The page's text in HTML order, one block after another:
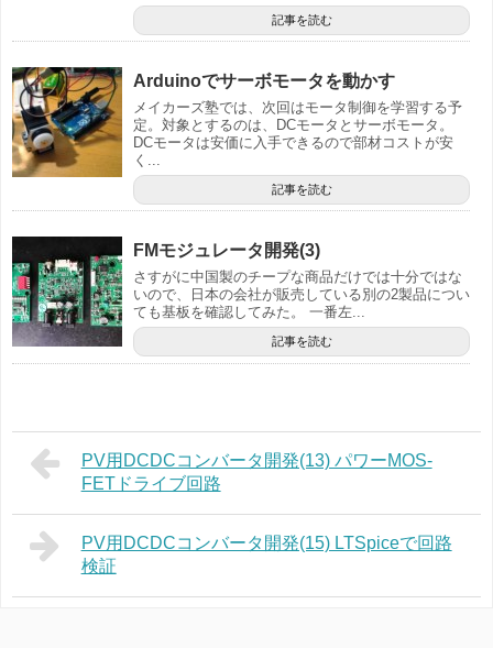
記事を読む
Arduinoでサーボモータを動かす
メイカーズ塾では、次回はモータ制御を学習する予
定。対象とするのは、DCモータとサーボモータ。
DCモータは安価に入手できるので部材コストが安
く...
記事を読む
FMモジュレータ開発(3)
さすがに中国製のチープな商品だけでは十分ではな
いので、日本の会社が販売している別の2製品につい
ても基板を確認してみた。 一番左...
記事を読む
PV用DCDCコンバータ開発(13) パワーMOS-
FETドライブ回路
PV用DCDCコンバータ開発(15) LTSpiceで回路
検証